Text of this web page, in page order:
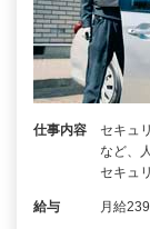
仕事内容
セキュ
など、
セキュ
給与 月給